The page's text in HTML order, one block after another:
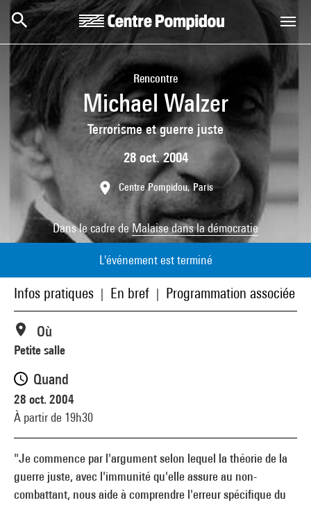
Aller au contenu principal
Centre Pompidou
Rencontre
Michael Walzer
Terrorisme et guerre juste
28 oct. 2004
Centre Pompidou, Paris
Dans le cadre deMalaise dans la démocratie
L'événement est terminé
Infos pratiques En bref Programmation associée
"Je commence par l'argument selon lequel la théorie de la
guerre juste, avec l'immunité qu'elle assure au non-
combattant, nous aide à comprendre l'erreur spécifique du
Où
Petite salle
Quand
28 oct. 2004
À partir de 19h30